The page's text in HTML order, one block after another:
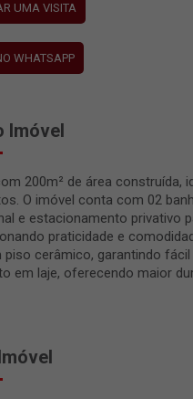
UMA VISITA
WHATSAPP
Imóvel
200m² de área construída,
O imóvel conta com 02
e estacionamento privativo
praticidade e
piso cerâmico, garantindo fácil
em laje, oferecendo maior